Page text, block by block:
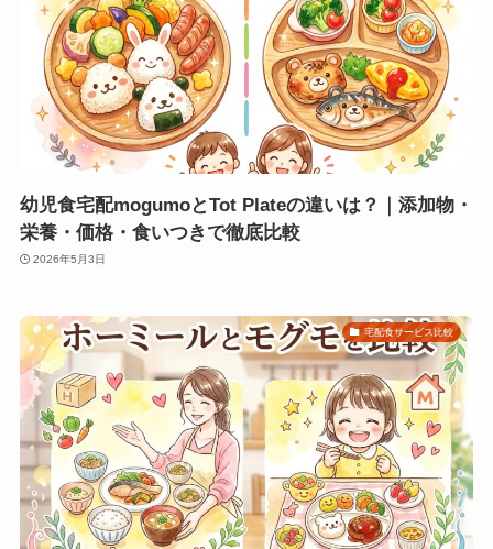
幼児食宅配mogumoとTot Plateの違いは？｜添加物・
栄養・価格・食いつきで徹底比較
2026年5月3日
宅配食サービス比較